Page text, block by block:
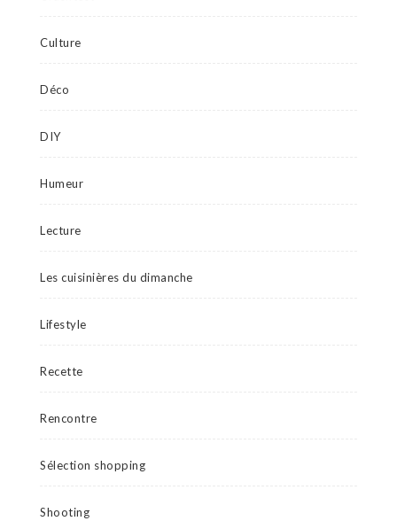
Culture
Déco
DIY
Humeur
Lecture
Les cuisinières du dimanche
Lifestyle
Recette
Rencontre
Sélection shopping
Shooting